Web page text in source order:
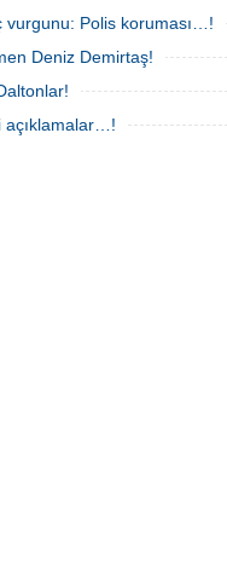
vurgunu: Polis koruması…!
Deniz Demirtaş!
açıklamalar…!